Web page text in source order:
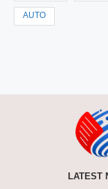
AUTO
LATEST